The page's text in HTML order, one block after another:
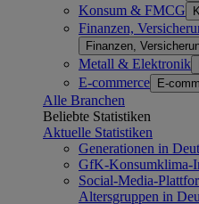
Konsum & FMCG
Finanzen,
Finanzen,
Metall & Elektronik
E-commerce E-
Alle Branchen
Beliebte Statistiken
Aktuelle Statistiken
Generationen in
GfK-Konsumklima-
Social-Media-
Altersgruppen in